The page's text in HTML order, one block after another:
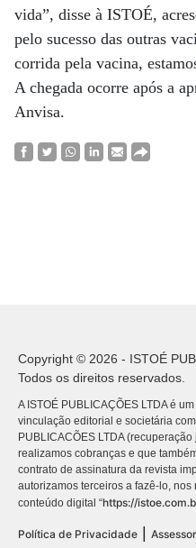
vida”, disse à ISTOÉ,
pelo sucesso das outras
corrida pela vacina,
A chegada ocorre após a
Anvisa.
Copyright © 2026 - ISTOÉ
Todos os direitos reservados.
A ISTOÉ PUBLICAÇÕES LTDA é
vinculação editorial e societária
PUBLICACÕES LTDA
realizamos cobranças e que
contrato de assinatura da revista
autorizamos terceiros a fazê-lo,
conteúdo digital “https://
Política de Privacidade